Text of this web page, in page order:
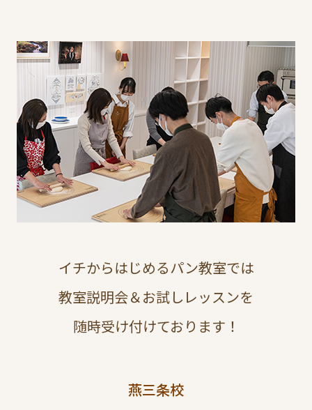
イチからはじめるパン教室では
教室説明会＆お試しレッスンを
随時受け付けております！
燕三条校